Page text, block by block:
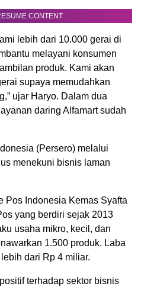
CONTENT
lebih dari 10.000 gerai di
melayani konsumen
produk. Kami akan
supaya memudahkan
ujar Haryo. Dalam dua
daring Alfamart sudah
(Persero) melalui
menekuni bisnis laman
Pos Indonesia Kemas Syafta
yang berdiri sejak 2013
usaha mikro, kecil, dan
1.500 produk. Laba
dari Rp 4 miliar.
terhadap sektor bisnis